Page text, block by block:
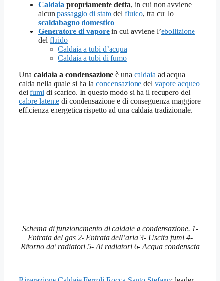
Caldaia propriamente detta, in cui non avviene
alcun passaggio di stato del fluido, tra cui lo
scaldabagno domestico
Generatore di vapore in cui avviene l’ebollizione
del fluido
Caldaia a tubi d’acqua
Caldaia a tubi di fumo
Una caldaia a condensazione è una caldaia ad acqua
calda nella quale si ha la condensazione del vapore acqueo
dei fumi di scarico. In questo modo si ha il recupero del
calore latente di condensazione e di conseguenza maggiore
efficienza energetica rispetto ad una caldaia tradizionale.
Schema di funzionamento di caldaie a condensazione. 1-
Entrata del gas 2- Entrata dell’aria 3- Uscita fumi 4-
Ritorno dai radiatori 5- Ai radiatori 6- Acqua condensata